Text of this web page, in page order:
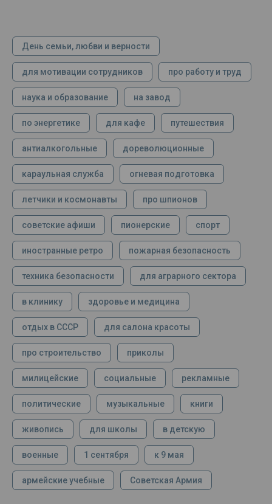
День семьи, любви и верности
для мотивации сотрудников про работу и труд
наука и образование на завод
по энергетике для кафе путешествия
антиалкогольные дореволюционные
караульная служба огневая подготовка
летчики и космонавты про шпионов
советские афиши пионерские спорт
иностранные ретро пожарная безопасность
техника безопасности для аграрного сектора
в клинику здоровье и медицина
отдых в СССР для салона красоты
про строительство приколы
милицейские социальные рекламные
политические музыкальные книги
живопись для школы в детскую
военные 1 сентября к 9 мая
армейские учебные Советская Армия